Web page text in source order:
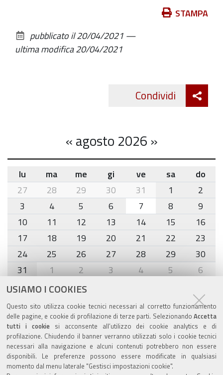
USIAMO I COOKIES
Questo sito utilizza cookie tecnici necessari al corretto funzionamento
delle pagine, e cookie di profilazione di terze parti. Selezionando Accetta
tutti i cookiesi acconsente all’utilizzo dei cookie analytics e di
profilazione. Chiudendo il banner verranno utilizzati solo i cookie tecnici
necessari alla navigazione e alcuni contenuti potrebbero non essere
disponibili. Le preferenze possono essere modificate in qualsiasi
momento dal menu laterale "Gestisci impostazioni cookie".
documento
STAMPA
pubblicato il20/04/2021 —
ultima modifica20/04/2021
Condividi
«agosto 2026 »
month-
8
lu ma me gi ve sa
do
27
28 29 30 31 1
2
3
4 5 6 7 8
9
10
11 12 13 14 15
16
17
18 19 20 21 22
23
24
25 26 27 28 29
30
31
1 2 3 4 5 6
Agenda eventi
torna alla sezione
Valuta questo sito